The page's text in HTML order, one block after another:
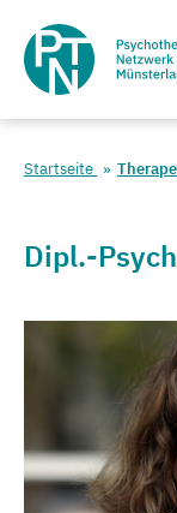
Startseite
Dipl.-